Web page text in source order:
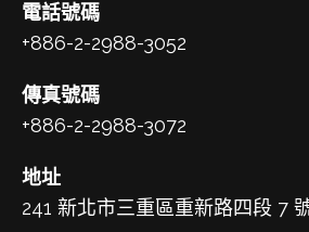
電話號碼
+886-2-2988-3052
傳真號碼
+886-2-2988-3072
地址
241 新北市三重區重新路四段 7